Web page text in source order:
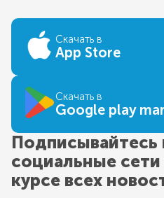
Скачать в
App Store
Скачать в
Google play
Подписывайтесь
социальные сети
курсе всех